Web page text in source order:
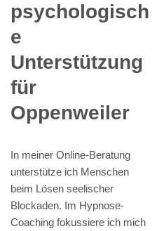
psychologisch
e
Unterstützung
für
Oppenweiler
In meiner Online-Beratung
unterstütze ich Menschen
beim Lösen seelischer
Blockaden. Im Hypnose-
Coaching fokussiere ich mich